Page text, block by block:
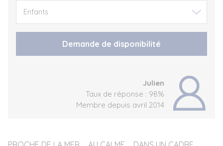
Demande de disponibilité
Julien
Taux de réponse : 98%
Membre depuis avril 2014